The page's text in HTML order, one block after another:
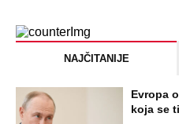
NAJČITANIJE
Evropa
koja se